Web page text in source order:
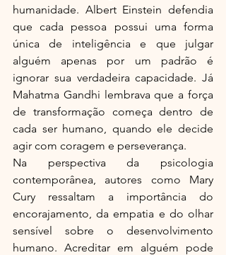
humanidade. Albert Einstein defendia
que cada pessoa possui uma forma
única de inteligência e que julgar
alguém apenas por um padrão é
ignorar sua verdadeira capacidade. Já
Mahatma Gandhi lembrava que a força
de transformação começa dentro de
cada ser humano, quando ele decide
agir com coragem e perseverança.
Na perspectiva da psicologia
contemporânea, autores como Mary
Cury ressaltam a importância do
encorajamento, da empatia e do olhar
sensível sobre o desenvolvimento
humano. Acreditar em alguém pode